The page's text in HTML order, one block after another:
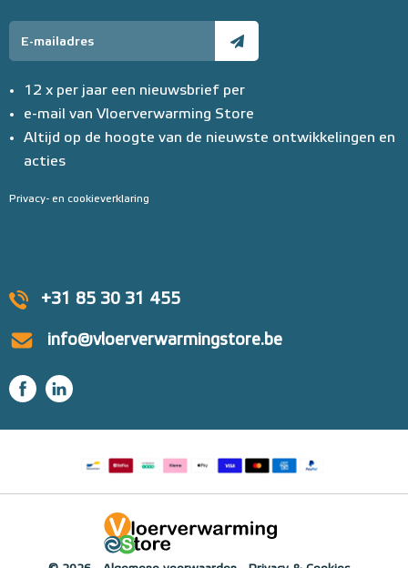
+31 85 30 31 455
info@vloerverwarmingstore.be
12 x per jaar een nieuwsbrief per
e-mail van Vloerverwarming Store
Altijd op de hoogte van de nieuwste ontwikkelingen en
acties
Privacy- en cookieverklaring